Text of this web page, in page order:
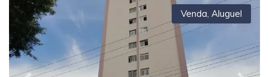
Venda, Aluguel